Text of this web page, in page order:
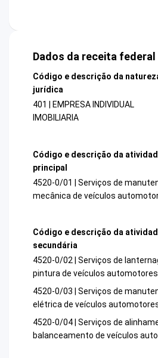
Dados da receita federal
Código e descrição da
jurídica
401 | EMPRESA INDIVIDUAL
IMOBILIARIA
Código e descrição da
principal
4520-0/01 | Serviços de
mecânica de veículos
Código e descrição da
secundária
4520-0/02 | Serviços de
pintura de veículos automotores
4520-0/03 | Serviços de
elétrica de veículos
4520-0/04 | Serviços de
balanceamento de veículos